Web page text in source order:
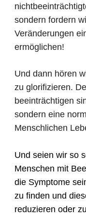
sondern fordern
Veränderungen
ermöglichen!
Und dann hören
zu glorifizieren.
beeinträchtigen
sondern eine
Menschlichen
Und seien wir so
Menschen mit
die Symptome
zu finden und
reduzieren oder